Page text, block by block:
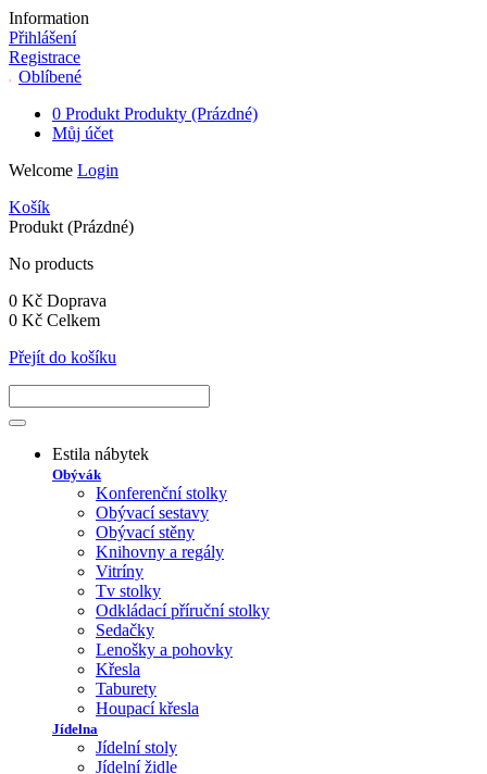
Information
Přihlášení
Registrace
Oblíbené
0 Produkt Produkty (Prázdné)
Můj účet
Welcome Login
Košík
Produkt (Prázdné)
No products
0 Kč Doprava
0 Kč Celkem
Přejít do košíku
Estila nábytek
Obývák
Konferenční stolky
Obývací sestavy
Obývací stěny
Knihovny a regály
Vitríny
Tv stolky
Odkládací příruční stolky
Sedačky
Lenošky a pohovky
Křesla
Taburety
Houpací křesla
Jídelna
Jídelní stoly
Jídelní židle